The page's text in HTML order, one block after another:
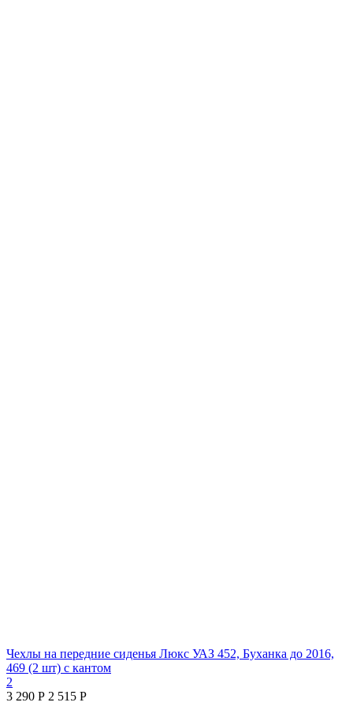
Чехлы на передние сиденья Люкс УАЗ 452, Буханка до 2016,
469 (2 шт) с кантом
2
3 290 Р 2 515 Р